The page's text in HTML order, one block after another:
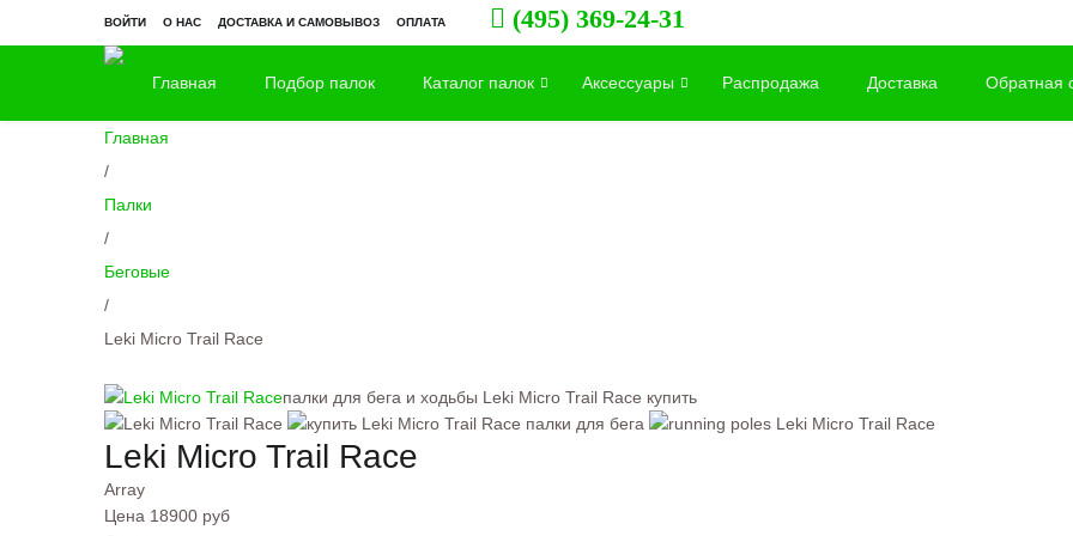
ВОЙТИ О НАС ДОСТАВКА И САМОВЫВОЗ ОПЛАТА (495) 369-24-31
Главная Подбор палок Каталог палок Аксессуары Распродажа Доставка Обратная
Главная
/
Палки
/
Беговые
/
Leki Micro Trail Race
палки для бега и ходьбы Leki Micro Trail Race купить
Leki Micro Trail Race
Array
Цена 18900 руб